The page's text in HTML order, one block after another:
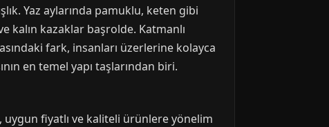
Yaz aylarında pamuklu, keten gibi
kalın kazaklar başrolde. Katmanlı
fark, insanları üzerlerine kolayca
en temel yapı taşlarından biri.
fiyatlı ve kaliteli ürünlere yönelim